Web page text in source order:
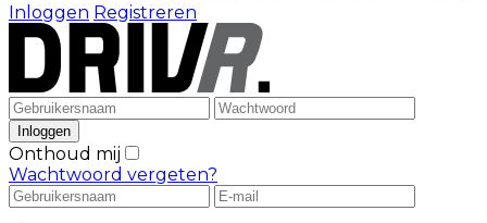
Inloggen Registreren
Onthoud mij
Wachtwoord vergeten?